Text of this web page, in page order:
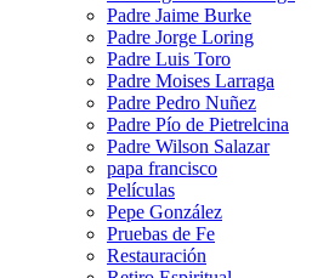
Padre Jaime Burke
Padre Jorge Loring
Padre Luis Toro
Padre Moises Larraga
Padre Pedro Nuñez
Padre Pío de Pietrelcina
Padre Wilson Salazar
papa francisco
Películas
Pepe González
Pruebas de Fe
Restauración